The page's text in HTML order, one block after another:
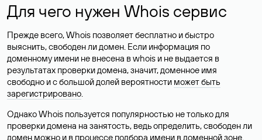
Для чего нужен Whois сервис
Прежде всего, Whois позволяет бесплатно и быстро
выяснить, свободен ли домен. Если информация по
доменному имени не внесена в whois и не выдается в
результатах проверки домена, значит, доменное имя
свободно и с большой долей вероятности может быть
зарегистрировано.
Однако Whois пользуется популярностью не только для
проверки домена на занятость, ведь определить, свободен ли
домен можно и в процессе подбора имени в доменной зоне.